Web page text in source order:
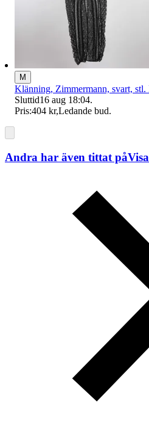
M
Klänning, Zimmermann, svart, stl.
Sluttid16 aug 18:04.
Pris:404 kr,Ledande bud.
Andra har även tittat på